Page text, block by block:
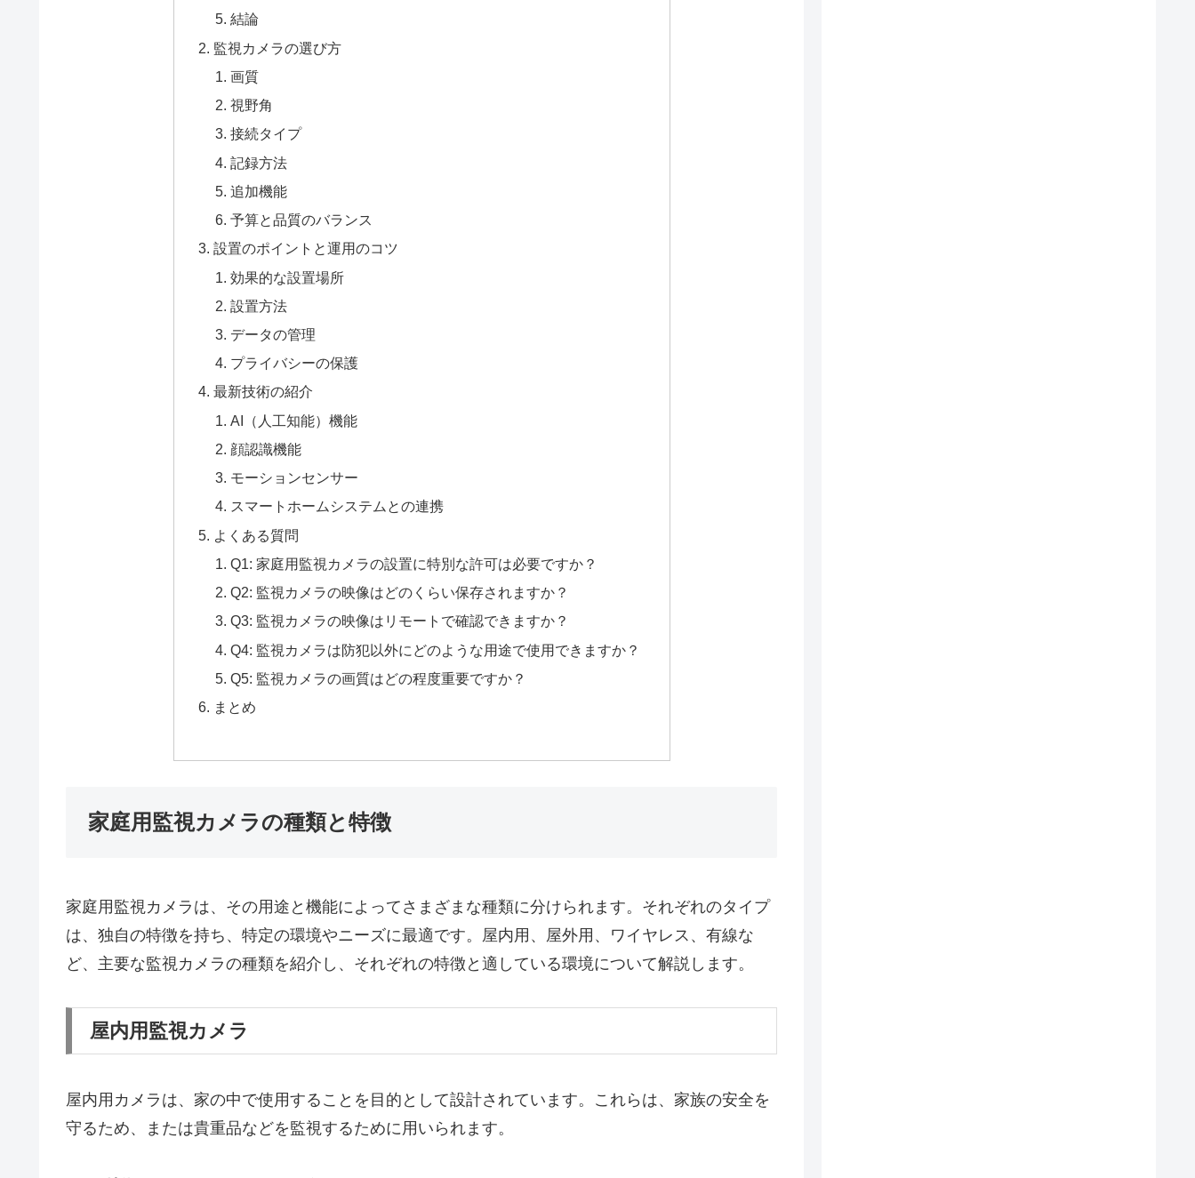
結論
監視カメラの選び方
画質
視野角
接続タイプ
記録方法
追加機能
予算と品質のバランス
設置のポイントと運用のコツ
効果的な設置場所
設置方法
データの管理
プライバシーの保護
最新技術の紹介
AI（人工知能）機能
顔認識機能
モーションセンサー
スマートホームシステムとの連携
よくある質問
Q1: 家庭用監視カメラの設置に特別な許可は必要ですか？
Q2: 監視カメラの映像はどのくらい保存されますか？
Q3: 監視カメラの映像はリモートで確認できますか？
Q4: 監視カメラは防犯以外にどのような用途で使用できますか？
Q5: 監視カメラの画質はどの程度重要ですか？
まとめ
家庭用監視カメラの種類と特徴
家庭用監視カメラは、その用途と機能によってさまざまな種類に分けられます。それぞれのタイプ
は、独自の特徴を持ち、特定の環境やニーズに最適です。屋内用、屋外用、ワイヤレス、有線な
ど、主要な監視カメラの種類を紹介し、それぞれの特徴と適している環境について解説します。
屋内用監視カメラ
屋内用カメラは、家の中で使用することを目的として設計されています。これらは、家族の安全を
守るため、または貴重品などを監視するために用いられます。